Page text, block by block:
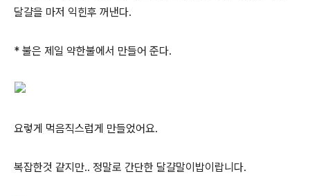
달걀을 마저 익힌후 꺼낸다.
* 불은 제일 약한불에서 만들어 준다.
요렇게 먹음직스럽게 만들었어요.
복잡한것 같지만.. 정말로 간단한 달걀말이밥이랍니다.